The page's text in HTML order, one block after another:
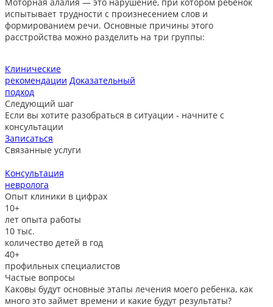
испытывает трудности с произнесением слов и
формированием речи. Основные причины этого
расстройства можно разделить на три группы:
Клинические
рекомендации Доказательный
подход
Следующий шаг
Если вы хотите разобраться в ситуации - начните с
консультации
Записаться
Связанные услуги
Консультация
невролога
Опыт клиники в цифрах
10+
лет опыта работы
10 тыс.
количество детей в год
40+
профильных специалистов
Частые вопросы
Каковы будут основные этапы лечения моего ребенка, как
много это займет времени и какие будут результаты?